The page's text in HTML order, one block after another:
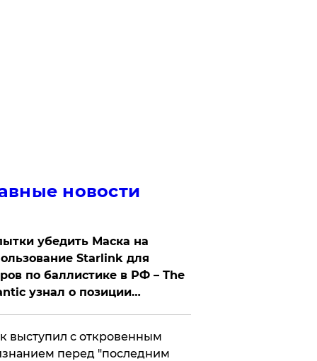
новости
убедить Маска на
Starlink для
по баллистике в РФ – The
узнал о позиции
выступил с откровенным
перед "последним